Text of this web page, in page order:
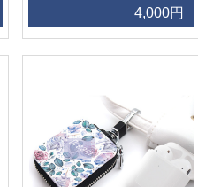
4,000円